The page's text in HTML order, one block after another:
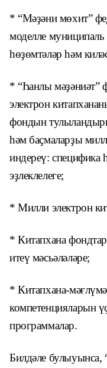
* “Мәҙәни мөхит”
моделле муниципаль
һөҙөмтәләр һәм
* “Һанлы мәҙәниәт”
электрон
фондын
һәм баҫмаларҙы
индереү: специфика
эҙлеклелеге;
* Милли электрон
* Китапхана
итеү мәсьәләләре;
* Китапхана-
компетенцияларын
программалар.
Билдәле булыуынса,